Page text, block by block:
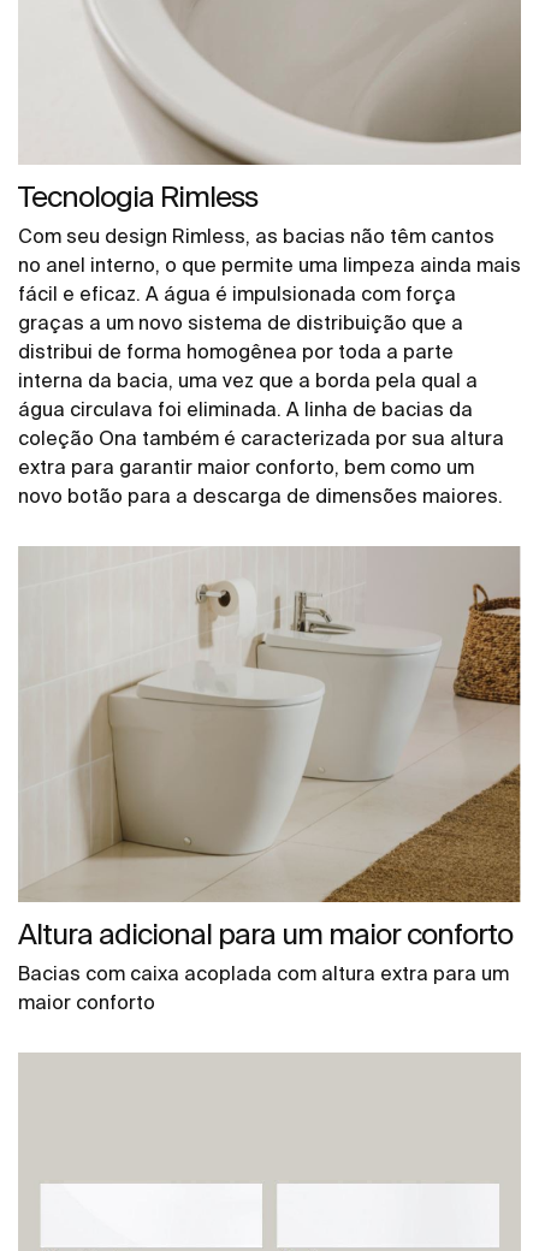
Tecnologia Rimless
Com seu design Rimless, as bacias não têm cantos
no anel interno, o que permite uma limpeza ainda mais
fácil e eficaz. A água é impulsionada com força
graças a um novo sistema de distribuição que a
distribui de forma homogênea por toda a parte
interna da bacia, uma vez que a borda pela qual a
água circulava foi eliminada. A linha de bacias da
coleção Ona também é caracterizada por sua altura
extra para garantir maior conforto, bem como um
novo botão para a descarga de dimensões maiores.
Altura adicional para um maior conforto
Bacias com caixa acoplada com altura extra para um
maior conforto